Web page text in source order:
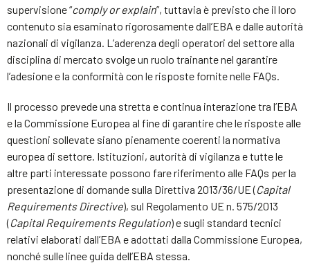
supervisione “comply or explain”, tuttavia è previsto che il loro
contenuto sia esaminato rigorosamente dall’EBA e dalle autorità
nazionali di vigilanza. L’aderenza degli operatori del settore alla
disciplina di mercato svolge un ruolo trainante nel garantire
l’adesione e la conformità con le risposte fornite nelle FAQs.
Il processo prevede una stretta e continua interazione tra l’EBA
e la Commissione Europea al fine di garantire che le risposte alle
questioni sollevate siano pienamente coerenti la normativa
europea di settore. Istituzioni, autorità di vigilanza e tutte le
altre parti interessate possono fare riferimento alle FAQs per la
presentazione di domande sulla Direttiva 2013/36/UE (Capital
Requirements Directive), sul Regolamento UE n. 575/2013
(Capital Requirements Regulation) e sugli standard tecnici
relativi elaborati dall’EBA e adottati dalla Commissione Europea,
nonché sulle linee guida dell’EBA stessa.